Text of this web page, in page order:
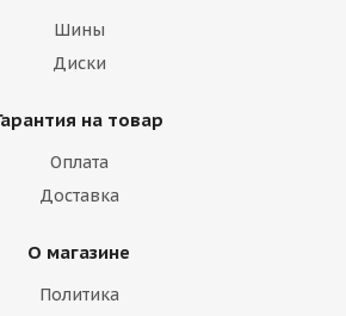
Шины
Диски
на товар
Оплата
Доставка
О магазине
Политика